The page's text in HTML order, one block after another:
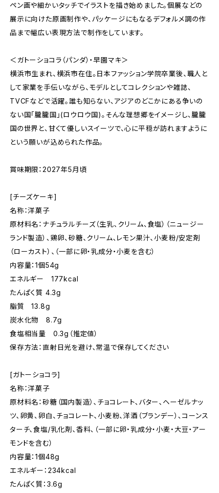
ペン画や細かいタッチでイラストを描き始めました。個展などの
展示に向けた原画制作や、パッケージにもなるデフォルメ調の作
品まで幅広い表現方法で制作をしています。
＜ガトーショコラ（パンダ）・早園マキ＞
横浜市生まれ、横浜市在住。日本ファッション学院卒業後、職人と
して家業を手伝いながら、モデルとしてコレクションや雑誌、
TVCFなどで活躍。誰も知らない、アジアのどこかにある争いの
ない国「朧朧国」(ロウロウ国)。そんな理想郷をイメージし、朧朧
国の世界と、甘くて優しいスイーツで、心に平穏が訪れますように
という願いが込められた作品。
賞味期限：2027年5月頃
[チーズケーキ]
名称：洋菓子
原材料名：ナチュラルチーズ（生乳、クリーム、食塩）（ニュージー
ランド製造）、鶏卵、砂糖、クリーム、レモン果汁、小麦粉/安定剤
（ローカスト）、（一部に卵・乳成分・小麦を含む）
内容量：1個54g
エネルギー 177kcal
たんぱく質 4.3g
脂質 13.8g
炭水化物 8.7g
食塩相当量 0.3g（推定値）
保存方法：直射日光を避け、常温で保存してください
[ガトーショコラ]
名称：洋菓子
原材料名：砂糖（国内製造）、チョコレート、バター、ヘーゼルナッ
ツ、卵黄、卵白、チョコレート、小麦粉、洋酒（ブランデー）、コーンス
ターチ、食塩/乳化剤、香料、（一部に卵・乳成分・小麦・大豆・アー
モンドを含む）
内容量：1個48g
エネルギー：234kcal
たんぱく質：3.6g